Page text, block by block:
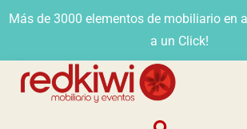
Más de 3000 elementos de mobiliario en
a un Click!